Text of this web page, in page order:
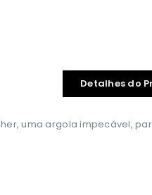
Detalhes do
uma argola impecável,